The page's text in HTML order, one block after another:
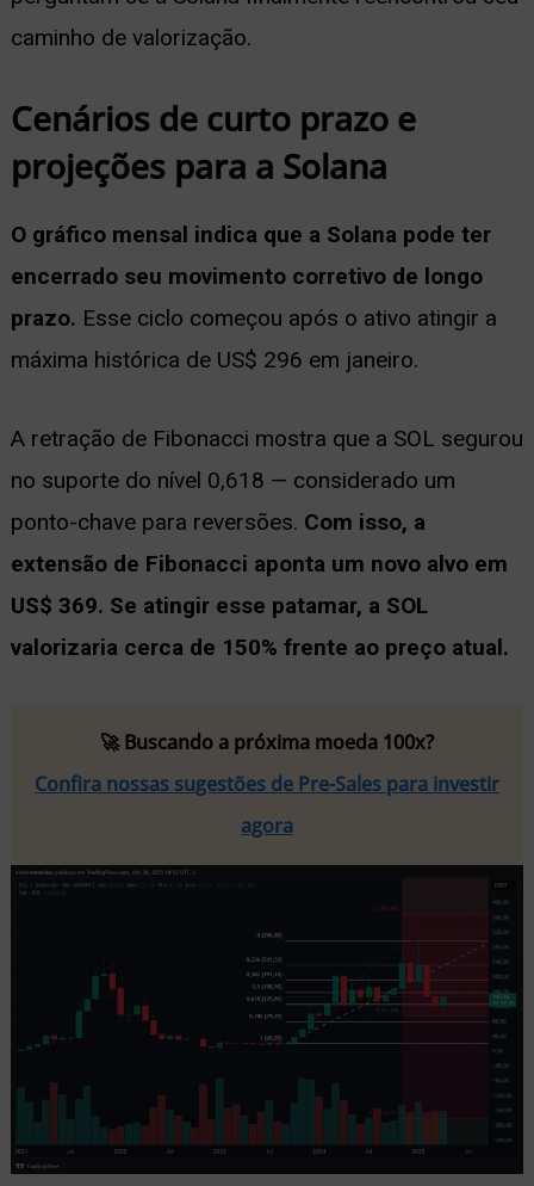
caminho de valorização.
Cenários de curto prazo e
projeções para a Solana
O gráfico mensal indica que a Solana pode ter
encerrado seu movimento corretivo de longo
prazo. Esse ciclo começou após o ativo atingir a
máxima histórica de US$ 296 em janeiro.
A retração de Fibonacci mostra que a SOL segurou
no suporte do nível 0,618 — considerado um
ponto-chave para reversões. Com isso, a
extensão de Fibonacci aponta um novo alvo em
US$ 369. Se atingir esse patamar, a SOL
valorizaria cerca de 150% frente ao preço atual.
🚀 Buscando a próxima moeda 100x?
Confira nossas sugestões de Pre-Sales para investir
agora